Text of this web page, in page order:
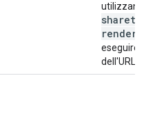
render
eseguire
dell'URL.